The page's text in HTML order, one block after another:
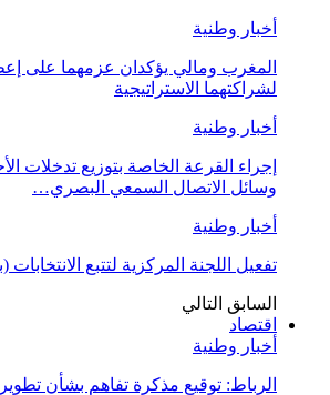
أخبار وطنية
المغرب ومالي يؤكدان عزمهما على
لشراكتهما الاستراتيجية
أخبار وطنية
إجراء القرعة الخاصة بتوزيع تدخلات
وسائل الاتصال السمعي البصري…
أخبار وطنية
تفعيل اللجنة المركزية لتتبع الانتخابات
السابق التالي
اقتصاد
أخبار وطنية
الرباط: توقيع مذكرة تفاهم بشأن تطوير